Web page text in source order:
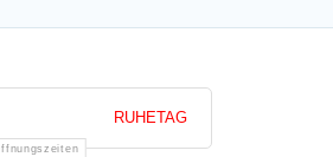
RUHETAG